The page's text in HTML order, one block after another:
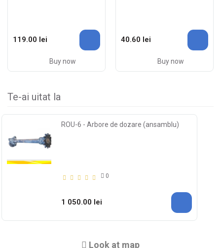
119.00 lei
Buy now
40.60 lei
Buy now
Te-ai uitat la
ROU-6 - Arbore de dozare (ansamblu)
0
1 050.00 lei
Look at map